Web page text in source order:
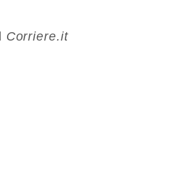
Corriere.it